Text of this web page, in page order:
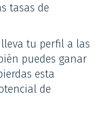
tasas de
tu perfil a las
puedes ganar
esta
de